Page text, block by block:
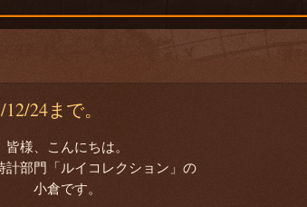
24まで。
皆様、こんにちは。
計部門「ルイコレクション」の
小倉です。